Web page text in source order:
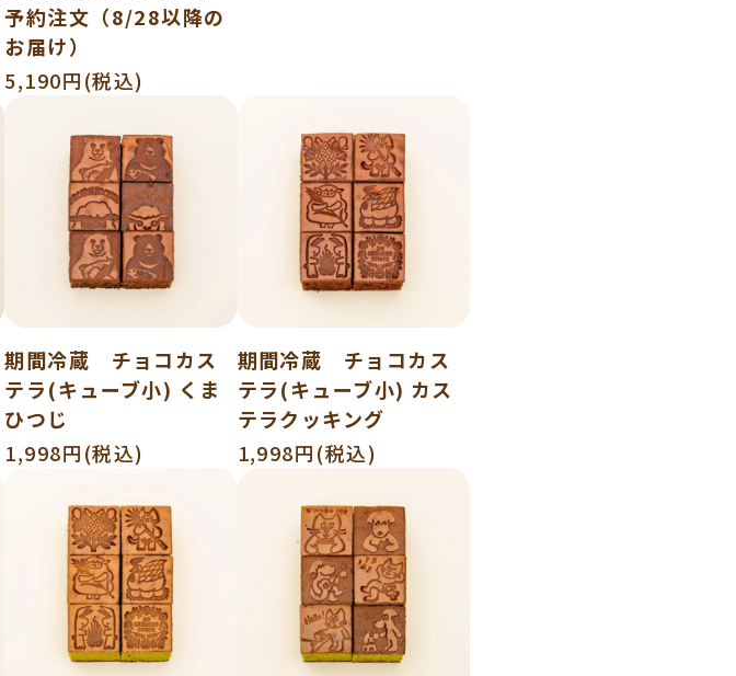
予約注文（8/28以降の
お届け）
5,190円(税込)
期間冷蔵 チョコカス
テラ(キューブ小) くま
ひつじ
1,998円(税込)
期間冷蔵 チョコカス
テラ(キューブ小) カス
テラクッキング
1,998円(税込)